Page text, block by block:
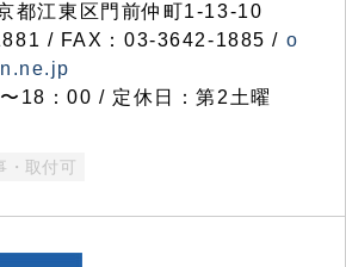
江東区門前仲町1-13-10
/ FAX：03-3642-1885 / o
18：00 / 定休日：第2土曜
・取付可